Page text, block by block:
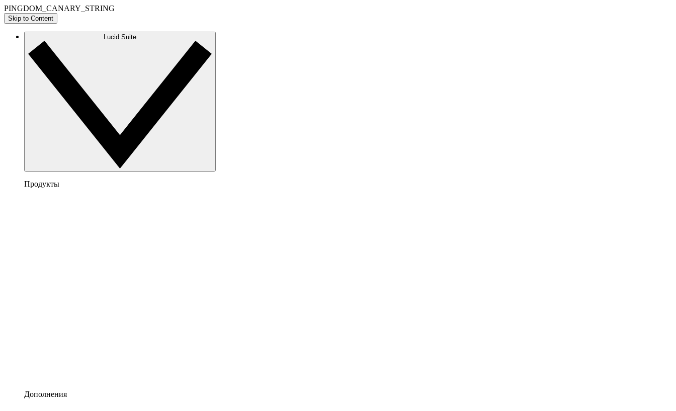
PINGDOM_CANARY_STRING
Skip to Content
Lucid Suite
Продукты
Дополнения